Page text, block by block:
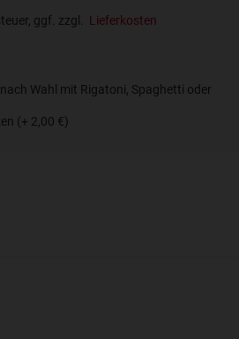
ggf. zzgl. Lieferkosten
Wahl mit Rigatoni, Spaghetti oder
(+ 2,00 €)